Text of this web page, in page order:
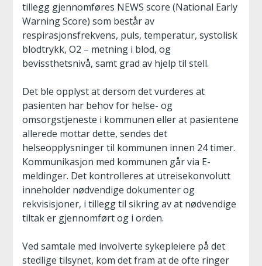
tillegg gjennomføres NEWS score (National Early
Warning Score) som består av
respirasjonsfrekvens, puls, temperatur, systolisk
blodtrykk, O2 – metning i blod, og
bevissthetsnivå, samt grad av hjelp til stell.
Det ble opplyst at dersom det vurderes at
pasienten har behov for helse- og
omsorgstjeneste i kommunen eller at pasientene
allerede mottar dette, sendes det
helseopplysninger til kommunen innen 24 timer.
Kommunikasjon med kommunen går via E-
meldinger. Det kontrolleres at utreisekonvolutt
inneholder nødvendige dokumenter og
rekvisisjoner, i tillegg til sikring av at nødvendige
tiltak er gjennomført og i orden.
Ved samtale med involverte sykepleiere på det
stedlige tilsynet, kom det fram at de ofte ringer